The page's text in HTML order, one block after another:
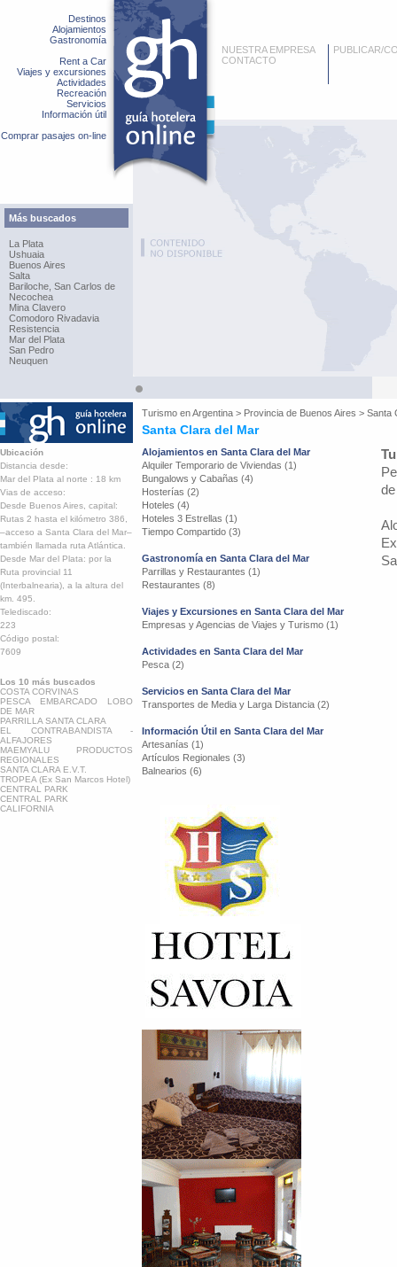
Destinos
Alojamientos
Gastronomía
Rent a Car
Viajes y excursiones
Actividades
Recreación
Servicios
Información útil
Comprar pasajes on-line
Más buscados
La Plata
Ushuaia
Buenos Aires
Salta
Bariloche, San Carlos de
Necochea
Mina Clavero
Comodoro Rivadavia
Resistencia
Mar del Plata
San Pedro
Neuquen
NUESTRA EMPRESA
CONTACTO
PUBLICAR/
Turismo enArgentina > Provincia de Buenos Aires > Santa
Santa Clara del Mar
Ubicación
Distancia desde:
Mar del Plata al norte : 18 km
Vias de acceso:
Desde Buenos Aires, capital:
Rutas 2 hasta el kilómetro 386,
–acceso a Santa Clara del Mar–
también llamada ruta Atlántica.
Desde Mar del Plata: por la
Ruta provincial 11
(Interbalnearia), a la altura del
km. 495.
Telediscado:
223
Código postal:
7609
Los 10 más buscados
COSTA CORVINAS
PESCA EMBARCADO LOBO
DE MAR
PARRILLA SANTA CLARA
EL CONTRABANDISTA -
ALFAJORES
MAEMYALU PRODUCTOS
REGIONALES
SANTA CLARA E.V.T.
TROPEA (Ex San Marcos Hotel)
CENTRAL PARK
CENTRAL PARK
CALIFORNIA
Alojamientos en Santa Clara del Mar
Alquiler Temporario de Viviendas (1)
Bungalows y Cabañas (4)
Hosterías (2)
Hoteles (4)
Hoteles 3 Estrellas (1)
Tiempo Compartido (3)
Gastronomía en Santa Clara del Mar
Parrillas y Restaurantes (1)
Restaurantes (8)
Viajes y Excursiones en Santa Clara del Mar
Empresas y Agencias de Viajes y Turismo (1)
Actividades en Santa Clara del Mar
Pesca (2)
Servicios en Santa Clara del Mar
Transportes de Media y Larga Distancia (2)
Información Útil en Santa Clara del Mar
Artesanías (1)
Artículos Regionales (3)
Balnearios (6)